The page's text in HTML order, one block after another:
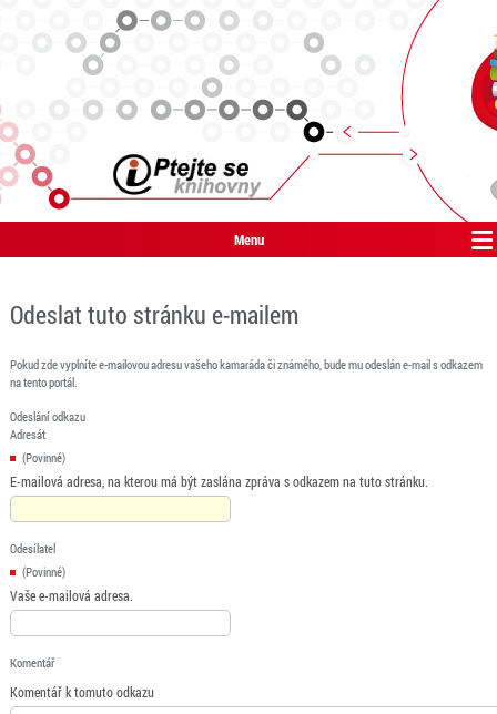
Menu
Odeslat tuto stránku e-mailem
Pokud zde vyplníte e-mailovou adresu vašeho kamaráda či známého, bude mu odeslán e-mail s odkazem
na tento portál.
Odeslání odkazu
Adresát
(Povinné)
E-mailová adresa, na kterou má být zaslána zpráva s odkazem na tuto stránku.
Odesílatel
(Povinné)
Vaše e-mailová adresa.
Komentář
Komentář k tomuto odkazu